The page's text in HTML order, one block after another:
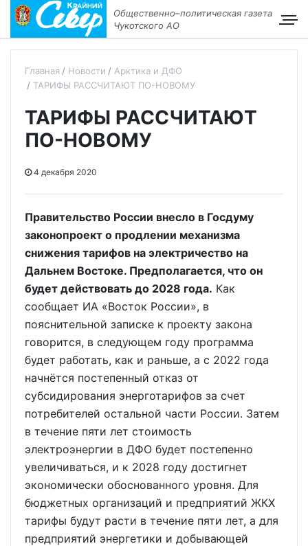
Общественно–политическая газета
Чукотского АО
Главная Новости
Арктика и ДФО
ТАРИФЫ РАССЧИТАЮТ ПО-НОВОМУ
ТАРИФЫ РАССЧИТАЮТ
ПО-НОВОМУ
4 декабря 2020
Правительство России внесло в Госдуму
законопроект о продлении механизма
снижения тарифов на электричество на
Дальнем Востоке. Предполагается, что он
будет действовать до 2028 года. Как
сообщает ИА «Восток России», в
пояснительной записке к проекту закона
говорится, в следующем году программа
будет работать, как и раньше, а с 2022 года
начнётся постепенный отказ от
субсидирования энерготарифов за счет
потребителей остальной части России. Затем
в течение пяти лет стоимость
электроэнергии в ДФО будет постепенно
увеличиваться, и к 2028 году достигнет
экономически обоснованного уровня. Для
бюджетных организаций и предприятий ЖКХ
тарифы будут расти в течение пяти лет, а для
предприятий энергетики и добывающей